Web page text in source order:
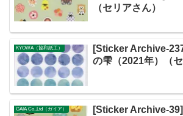
（セリアさん）
KYOWA（協和紙工）
[Sticker Archive-
の雫（2021年）（セ
GAIA Co.,Ltd（ガイア）
[Sticker Archive-